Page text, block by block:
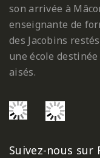
son arrivée à
enseignante de
des Jacobins
une école
aisés.
Suivez-nous sur